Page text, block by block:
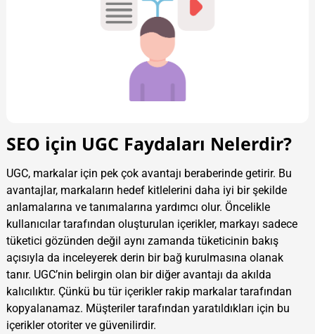
SEO için UGC Faydaları Nelerdir?
UGC, markalar için pek çok avantajı beraberinde getirir. Bu
avantajlar, markaların hedef kitlelerini daha iyi bir şekilde
anlamalarına ve tanımalarına yardımcı olur. Öncelikle
kullanıcılar tarafından oluşturulan içerikler, markayı sadece
tüketici gözünden değil aynı zamanda tüketicinin bakış
açısıyla da inceleyerek derin bir bağ kurulmasına olanak
tanır. UGC’nin belirgin olan bir diğer avantajı da akılda
kalıcılıktır. Çünkü bu tür içerikler rakip markalar tarafından
kopyalanamaz. Müşteriler tarafından yaratıldıkları için bu
içerikler otoriter ve güvenilirdir.